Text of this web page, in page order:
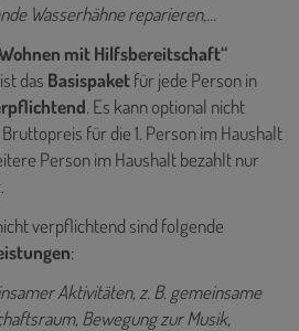
Wasserhähne reparieren,...
mit Hilfsbereitschaft“
das Basispaketfür jede Person in
. Es kann optional nicht
für die 1. Person im Haushalt
Person im Haushalt bezahlt nur
verpflichtend sind folgende
:
Aktivitäten, z. B. gemeinsame
Bewegung zur Musik,